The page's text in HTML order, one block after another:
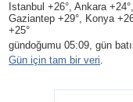
Istanbul +26°, Ankara
Gaziantep +29°, Konya
+25°
gündoğumu 05:09, gün
Gün için tam bir veri.